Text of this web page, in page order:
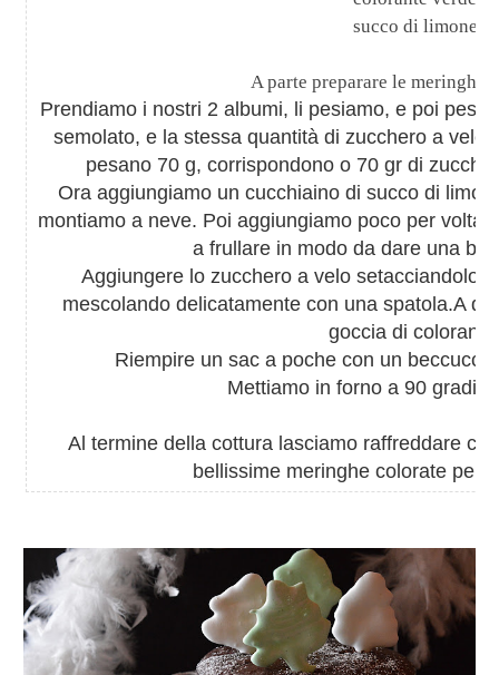
succo di limone
A parte preparare le
Prendiamo i nostri 2 albumi, li pesiamo, e poi
semolato, e la stessa quantità di zucchero a
pesano 70 g, corrispondono o 70 gr di
Ora aggiungiamo un cucchiaino di succo di
montiamo a neve. Poi aggiungiamo poco per volta
a frullare in modo da dare una
Aggiungere lo zucchero a velo setacciandolo
mescolando delicatamente con una spatola.A
goccia di
Riempire un sac a poche con un
Mettiamo in forno a 90 gradi
Al termine della cottura lasciamo raffreddare
bellissime meringhe colorate per